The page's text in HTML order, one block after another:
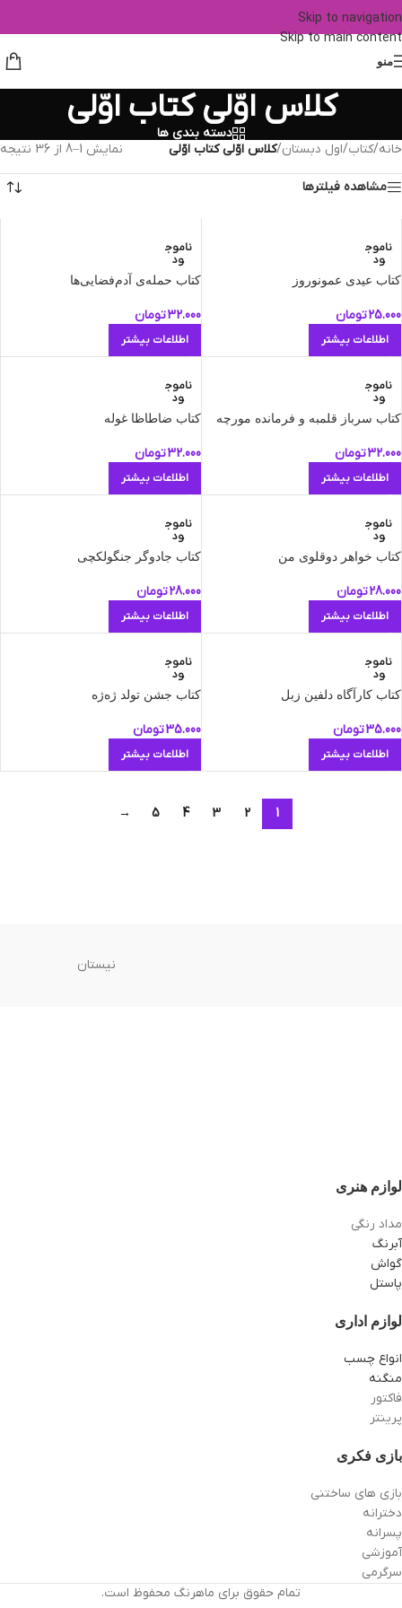
Skip to navigation
Skip to main content
منو
کلاس اوّلی کتاب اوّلی
دسته بندی ها
خانه/کتاب/اول دبستان/کلاس اوّلی کتاب اوّلی نمایش 1–8 از 36 نتیجه
مشاهده فیلترها
ناموج
ود
کتاب عیدی عمونوروز
25.000تومان
اطلاعات بیشتر
ناموج
ود
کتاب حمله‌ی آدم‌فضایی‌ها
32.000تومان
اطلاعات بیشتر
ناموج
ود
کتاب سرباز قلمبه و فرمانده مورچه
32.000تومان
اطلاعات بیشتر
ناموج
ود
کتاب ضاطاظا غوله
32.000تومان
اطلاعات بیشتر
ناموج
ود
کتاب خواهر دوقلوی من
28.000تومان
اطلاعات بیشتر
ناموج
ود
کتاب جادوگر جنگولکچی
28.000تومان
اطلاعات بیشتر
ناموج
ود
کتاب کارآگاه دلفین زبل
35.000تومان
اطلاعات بیشتر
ناموج
ود
کتاب جشن تولد ژه‌ژه
35.000تومان
اطلاعات بیشتر
1
2
3
4
5
→
نیستان
لوازم هنری
مداد رنگی
آبرنگ
گواش
پاستل
لوازم اداری
انواع چسب
منگنه
فاکتور
پرینتر
بازی فکری
بازی های ساختنی
دخترانه
پسرانه
آموزشی
سرگرمی
تمام حقوق برای ماهرنگ محفوظ است.